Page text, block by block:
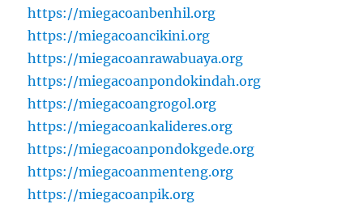
https://miegacoanbenhil.org
https://miegacoancikini.org
https://miegacoanrawabuaya.org
https://miegacoanpondokindah.org
https://miegacoangrogol.org
https://miegacoankalideres.org
https://miegacoanpondokgede.org
https://miegacoanmenteng.org
https://miegacoanpik.org